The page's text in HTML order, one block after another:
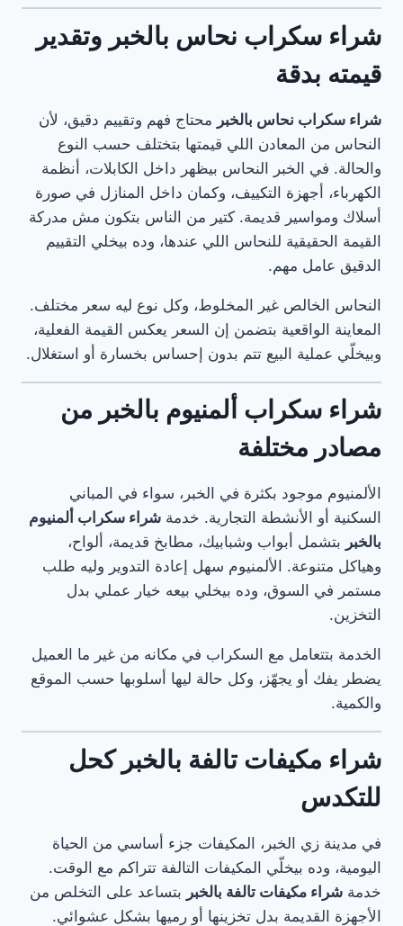
شراء سكراب نحاس بالخبر وتقدير
قيمته بدقة
شراء سكراب نحاس بالخبر محتاج فهم وتقييم دقيق، لأن
النحاس من المعادن اللي قيمتها بتختلف حسب النوع
والحالة. في الخبر النحاس بيظهر داخل الكابلات، أنظمة
الكهرباء، أجهزة التكييف، وكمان داخل المنازل في صورة
أسلاك ومواسير قديمة. كتير من الناس بتكون مش مدركة
القيمة الحقيقية للنحاس اللي عندها، وده بيخلي التقييم
الدقيق عامل مهم.
النحاس الخالص غير المخلوط، وكل نوع ليه سعر مختلف.
المعاينة الواقعية بتضمن إن السعر يعكس القيمة الفعلية،
وبيخلّي عملية البيع تتم بدون إحساس بخسارة أو استغلال.
شراء سكراب ألمنيوم بالخبر من
مصادر مختلفة
الألمنيوم موجود بكثرة في الخبر، سواء في المباني
السكنية أو الأنشطة التجارية. خدمة شراء سكراب ألمنيوم
بالخبر بتشمل أبواب وشبابيك، مطابخ قديمة، ألواح،
وهياكل متنوعة. الألمنيوم سهل إعادة التدوير وليه طلب
مستمر في السوق، وده بيخلي بيعه خيار عملي بدل
التخزين.
الخدمة بتتعامل مع السكراب في مكانه من غير ما العميل
يضطر يفك أو يجهّز، وكل حالة ليها أسلوبها حسب الموقع
والكمية.
شراء مكيفات تالفة بالخبر كحل
للتكدس
في مدينة زي الخبر، المكيفات جزء أساسي من الحياة
اليومية، وده بيخلّي المكيفات التالفة تتراكم مع الوقت.
خدمة شراء مكيفات تالفة بالخبر بتساعد على التخلص من
الأجهزة القديمة بدل تخزينها أو رميها بشكل عشوائي.